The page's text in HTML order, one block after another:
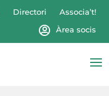
Directori
Associa’t!
Àrea socis